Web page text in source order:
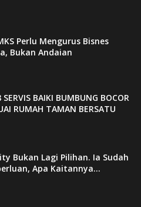
Perlu Mengurus Bisnes
Bukan Andaian
BAIKI BUMBUNG BOCOR
RUMAH TAMAN BERSATU
Bukan Lagi Pilihan. Ia Sudah
Apa Kaitannya...